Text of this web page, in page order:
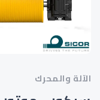
الآلة والمحرك